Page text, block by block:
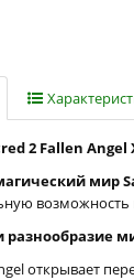
2 Fallen
мир
разнообразие
открывает